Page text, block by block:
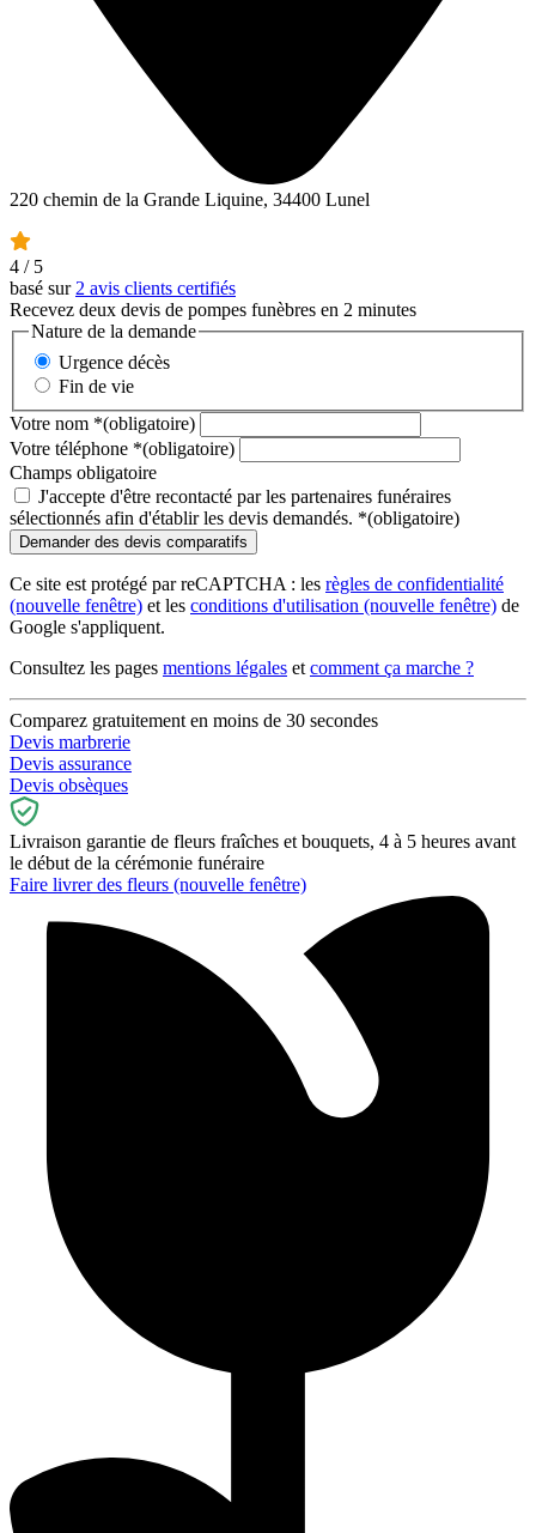
220 chemin de la Grande Liquine, 34400 Lunel
4 / 5
basé sur 2 avis clients certifiés
Recevez deux devis de pompes funèbres en 2 minutes
Nature de la demande
Urgence décès
Fin de vie
Votre nom *(obligatoire)
Votre téléphone *(obligatoire)
Champs obligatoire
J'accepte d'être recontacté par les partenaires funéraires
sélectionnés afin d'établir les devis demandés. *(obligatoire)
Ce site est protégé par reCAPTCHA : les règles de confidentialité
(nouvelle fenêtre) et les conditions d'utilisation (nouvelle fenêtre) de
Google s'appliquent.
Consultez les pages mentions légales et comment ça marche ?
Comparez gratuitement en moins de 30 secondes
Devis marbrerie
Devis assurance
Devis obsèques
Livraison garantie de fleurs fraîches et bouquets, 4 à 5 heures avant
le début de la cérémonie funéraire
Faire livrer des fleurs (nouvelle fenêtre)